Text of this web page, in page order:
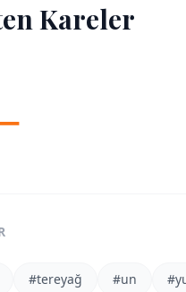
Kareler
#tereyağ #un #